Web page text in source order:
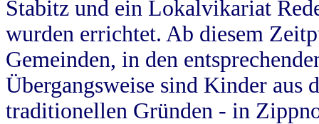
Stabitz und ein Lokalvikariat
wurden errichtet. Ab diesem
Gemeinden, in den
Übergangsweise sind Kinder aus
traditionellen Gründen - in